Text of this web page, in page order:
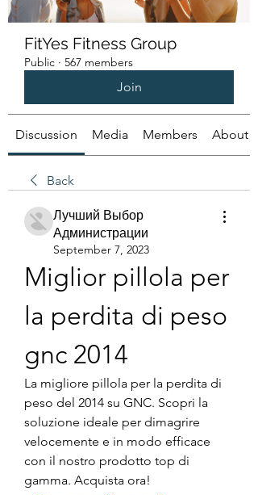
FitYes Fitness Group
Public · 567 members
Join
Discussion Media Members About
Back
Лучший Выбор
Администрации
September 7, 2023
Miglior pillola per
la perdita di peso
gnc 2014
La migliore pillola per la perdita di
peso del 2014 su GNC. Scopri la
soluzione ideale per dimagrire
velocemente e in modo efficace
con il nostro prodotto top di
gamma. Acquista ora!